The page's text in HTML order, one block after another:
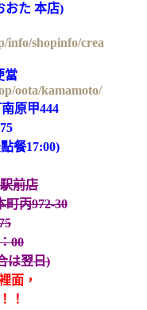
おた 本店)
info/shopinfo/crea
當
oota/kamamoto/
原甲444
餐17:00)
前店
丙972-30
00
は翌日)
面，
！